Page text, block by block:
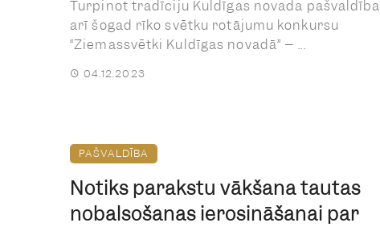
Turpinot tradīciju Kuldīgas novada pašvaldība
arī šogad rīko svētku rotājumu konkursu
“Ziemassvētki Kuldīgas novadā” – ...
04.12.2023
PAŠVALDĪBA
Notiks parakstu vākšana tautas
nobalsošanas ierosināšanai par